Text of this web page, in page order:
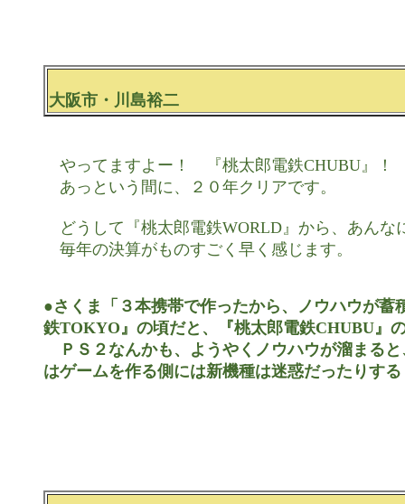
大阪市・川島裕二
やってますよー！　『桃太郎電鉄CHUBU』！
あっという間に、２０年クリアです。
どうして『桃太郎電鉄WORLD』から、あんな
毎年の決算がものすごく早く感じます。
●さくま「３本携帯で作ったから、ノウハウが蓄
鉄TOKYO』の頃だと、『桃太郎電鉄CHUBU』
ＰＳ２なんかも、ようやくノウハウが溜まる
はゲームを作る側には新機種は迷惑だったりする